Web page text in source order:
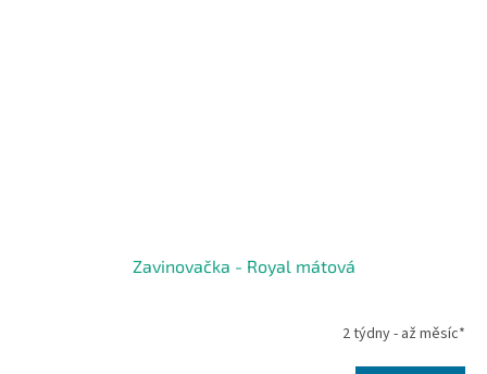
Zavinovačka - Royal mátová
2 týdny - až měsíc*